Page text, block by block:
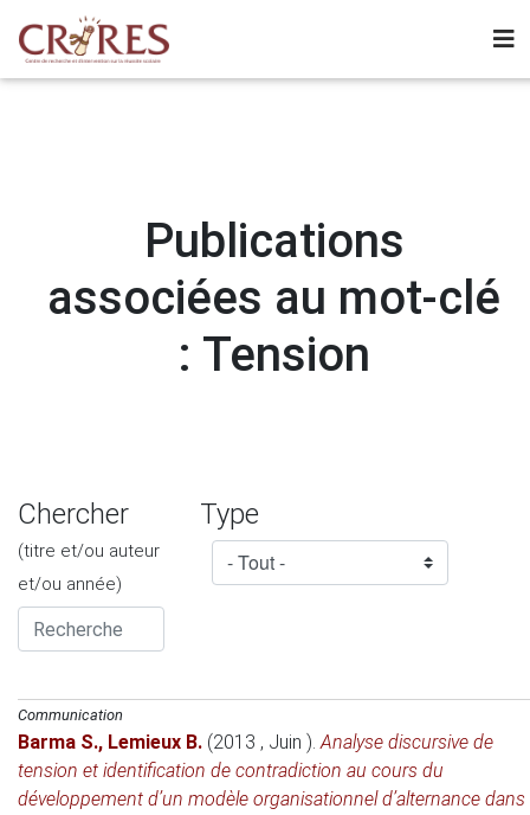
Publications
associées au mot-clé
: Tension
Chercher
(titre et/ou auteur
et/ou année)
Type
Communication
Barma S., Lemieux B. (2013 , Juin ).Analyse discursive de
tension et identification de contradiction au cours du
développement d’un modèle organisationnel d’alternance dans